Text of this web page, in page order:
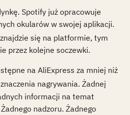
Spotify już opracowuje
okularów w swojej aplikacji.
się na platformie, tym
przez kolejne soczewki.
na AliExpress za mniej niż
nagrywania. Żadnej
informacji na temat
nadzoru. Żadnego